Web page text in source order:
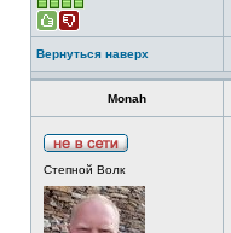
Вернуться наверх
Monah
Степной Волк